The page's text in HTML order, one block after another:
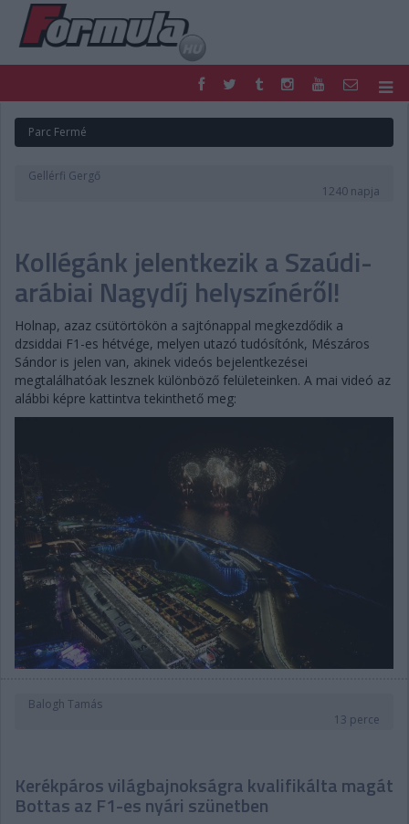
FORMULA
MOTOR
NEMZETKÖZI
DIGITÁLIS MAGAZIN
PONTÁLLÁSOK
VERSENYNAPTÁRAK
Parc Fermé
Gellérfi Gergő
1240 napja
Kollégánk jelentkezik a Szaúdi-
arábiai Nagydíj helyszínéről!
Holnap, azaz csütörtökön a sajtónappal megkezdődik a
dzsiddai F1-es hétvége, melyen utazó tudósítónk, Mészáros
Sándor is jelen van, akinek videós bejelentkezései
megtalálhatóak lesznek különböző felületeinken. A mai videó az
alábbi képre kattintva tekinthető meg:
Balogh Tamás
13 perce
Kerékpáros világbajnokságra kvalifikálta magát
Bottas az F1-es nyári szünetben